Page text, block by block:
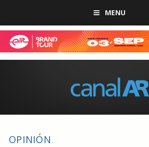
MENU
OPINIÓN